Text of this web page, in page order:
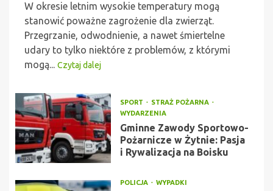
W okresie letnim wysokie temperatury mogą
stanowić poważne zagrożenie dla zwierząt.
Przegrzanie, odwodnienie, a nawet śmiertelne
udary to tylko niektóre z problemów, z którymi
mogą... Czytaj dalej
SPORT
STRAŻ POŻARNA
WYDARZENIA
Gminne Zawody Sportowo-
Pożarnicze w Żytnie: Pasja
i Rywalizacja na Boisku
POLICJA WYPADKI